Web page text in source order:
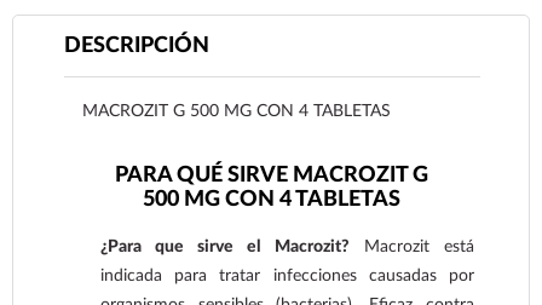
DESCRIPCIÓN
MACROZIT G 500 MG CON 4 TABLETAS
PARA QUÉ SIRVE MACROZIT G
500 MG CON 4 TABLETAS
¿Para que sirve el Macrozit? Macrozit está
indicada para tratar infecciones causadas por